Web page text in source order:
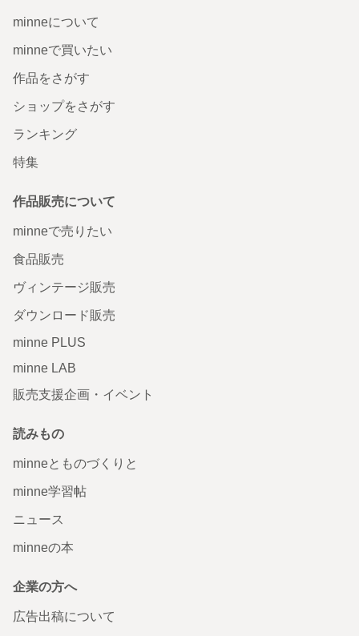
minneについて
minneで買いたい
作品をさがす
ショップをさがす
ランキング
特集
作品販売について
minneで売りたい
食品販売
ヴィンテージ販売
ダウンロード販売
minne PLUS
minne LAB
販売支援企画・イベント
読みもの
minneとものづくりと
minne学習帖
ニュース
minneの本
企業の方へ
広告出稿について